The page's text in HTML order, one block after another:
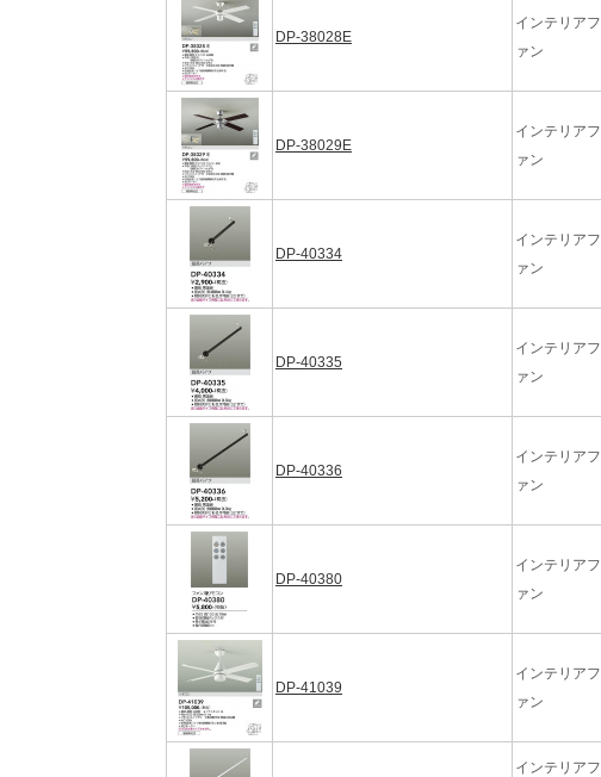
DP-38028E
インテリアフ
ァン
DP-38029E
インテリアフ
ァン
DP-40334
インテリアフ
ァン
DP-40335
インテリアフ
ァン
DP-40336
インテリアフ
ァン
DP-40380
インテリアフ
ァン
DP-41039
インテリアフ
ァン
インテリアフ